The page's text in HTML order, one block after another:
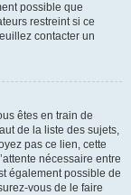
possible que
restreint si ce
contacter un
êtes en train de
de la liste des sujets,
pas ce lien, cette
nécessaire entre
également possible de
vous de le faire